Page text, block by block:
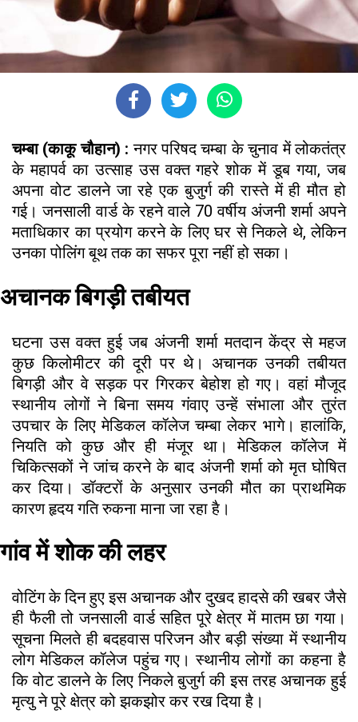
चम्बा (काकू चौहान) :नगर परिषद चम्बा के चुनाव में लोकतंत्र
के महापर्व का उत्साह उस वक्त गहरे शोक में डूब गया, जब
अपना वोट डालने जा रहे एक बुजुर्ग की रास्ते में ही मौत हो
गई। जनसाली वार्ड के रहने वाले 70 वर्षीय अंजनी शर्मा अपने
मताधिकार का प्रयोग करने के लिए घर से निकले थे, लेकिन
उनका पोलिंग बूथ तक का सफर पूरा नहीं हो सका।
अचानक बिगड़ी तबीयत
घटना उस वक्त हुई जब अंजनी शर्मा मतदान केंद्र से महज
कुछ किलोमीटर की दूरी पर थे। अचानक उनकी तबीयत
बिगड़ी और वे सड़क पर गिरकर बेहोश हो गए। वहां मौजूद
स्थानीय लोगों ने बिना समय गंवाए उन्हें संभाला और तुरंत
उपचार के लिए मेडिकल कॉलेज चम्बा लेकर भागे। हालांकि,
नियति को कुछ और ही मंजूर था। मेडिकल कॉलेज में
चिकित्सकों ने जांच करने के बाद अंजनी शर्मा को मृत घोषित
कर दिया। डॉक्टरों के अनुसार उनकी मौत का प्राथमिक
कारण हृदय गति रुकना माना जा रहा है।
गांव में शोक की लहर
वोटिंग के दिन हुए इस अचानक और दुखद हादसे की खबर जैसे
ही फैली तो जनसाली वार्ड सहित पूरे क्षेत्र में मातम छा गया।
सूचना मिलते ही बदहवास परिजन और बड़ी संख्या में स्थानीय
लोग मेडिकल कॉलेज पहुंच गए। स्थानीय लोगों का कहना है
कि वोट डालने के लिए निकले बुजुर्ग की इस तरह अचानक हुई
मृत्यु ने पूरे क्षेत्र को झकझोर कर रख दिया है।